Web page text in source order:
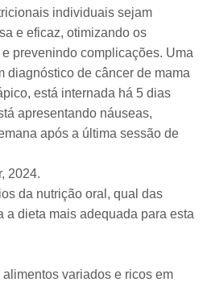
individuais sejam
e eficaz, otimizando os
prevenindo complicações. Uma
diagnóstico de câncer de mama
está internada há 5 dias
apresentando náuseas,
após a última sessão de
2024.
da nutrição oral, qual das
a dieta mais adequada para esta
variados e ricos em